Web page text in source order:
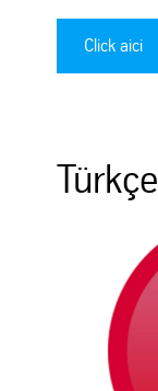
Click aici
Türkçe